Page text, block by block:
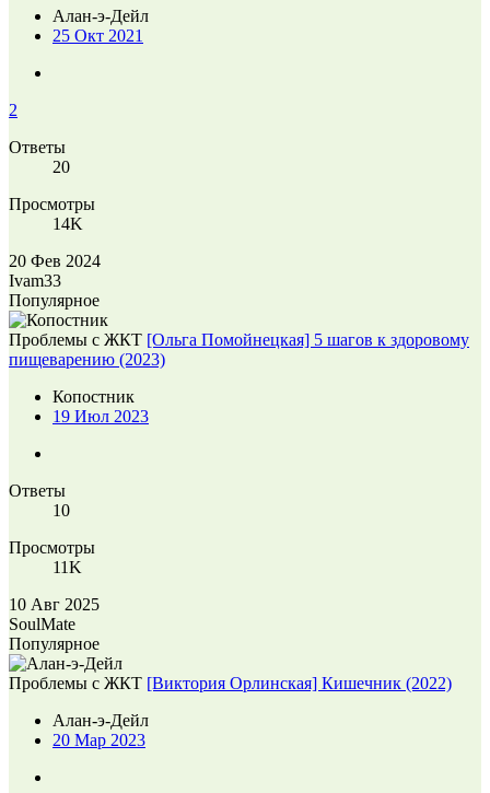
Алан-э-Дейл
25 Окт 2021
2
Ответы
20
Просмотры
14K
20 Фев 2024
Ivam33
Популярное
Проблемы с ЖКТ [Ольга Помойнецкая] 5 шагов к здоровому
пищеварению (2023)
Копостник
19 Июл 2023
Ответы
10
Просмотры
11K
10 Авг 2025
SoulMate
Популярное
Проблемы с ЖКТ [Виктория Орлинская] Кишечник (2022)
Алан-э-Дейл
20 Мар 2023